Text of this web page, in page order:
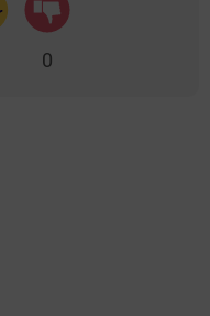
0